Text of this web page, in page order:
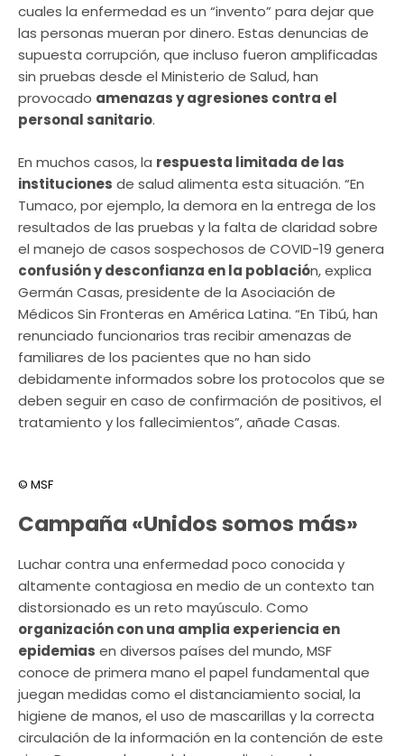
cuales la enfermedad es un “invento” para dejar que
las personas mueran por dinero. Estas denuncias de
supuesta corrupción, que incluso fueron amplificadas
sin pruebas desde el Ministerio de Salud, han
provocado amenazas y agresiones contra el
personal sanitario.
En muchos casos, la respuesta limitada de las
instituciones de salud alimenta esta situación. “En
Tumaco, por ejemplo, la demora en la entrega de los
resultados de las pruebas y la falta de claridad sobre
el manejo de casos sospechosos de COVID-19 genera
confusión y desconfianza en la población, explica
Germán Casas, presidente de la Asociación de
Médicos Sin Fronteras en América Latina. “En Tibú, han
renunciado funcionarios tras recibir amenazas de
familiares de los pacientes que no han sido
debidamente informados sobre los protocolos que se
deben seguir en caso de confirmación de positivos, el
tratamiento y los fallecimientos”, añade Casas.
© MSF
Campaña «Unidos somos más»
Luchar contra una enfermedad poco conocida y
altamente contagiosa en medio de un contexto tan
distorsionado es un reto mayúsculo. Como
organización con una amplia experiencia en
epidemias en diversos países del mundo, MSF
conoce de primera mano el papel fundamental que
juegan medidas como el distanciamiento social, la
higiene de manos, el uso de mascarillas y la correcta
circulación de la información en la contención de este